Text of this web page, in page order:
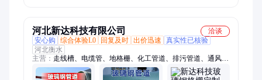
河北新达科技有限公司
洽谈
安心购
综合体验L0 回复及时 出价迅速
真实性已核验
河北衡水
主营： 走线槽、电缆管、地格栅、化工管道、排污管道、通风管
道、玻璃钢管道、排污水管道、防火阻燃槽盒、市政排水管道、